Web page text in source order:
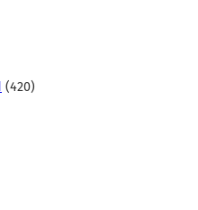
(420)